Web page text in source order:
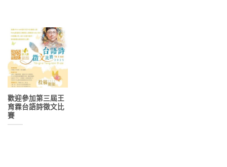
歡迎參加第三屆王
育霖台語詩徵文比
賽